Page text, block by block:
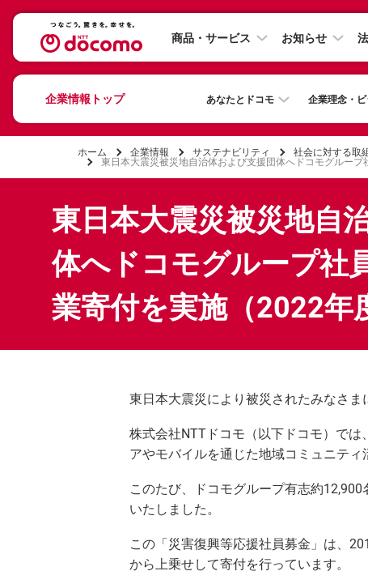
商品・サービス お知らせ
企業情報トップ あなたとドコモ 企業理念・
ホーム 企業情報 サステナビリティ 社会に対する取
東日本大震災被災地自治体および支援団体へドコモグループ
東日本大震災被災地自
体へドコモグループ社
業寄付を実施（2022年
東日本大震災により被災されたみなさま
株式会社NTTドコモ（以下ドコモ）で
アやモバイルを通じた地域コミュニティ
このたび、ドコモグループ有志約
いたしました。
この「災害復興等応援社員募金」は、
から上乗せして寄付を行っています。